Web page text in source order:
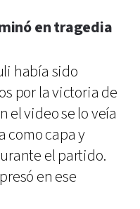
en tragedia
había sido
por la victoria de
el video se lo veía
como capa y
el partido.
en ese